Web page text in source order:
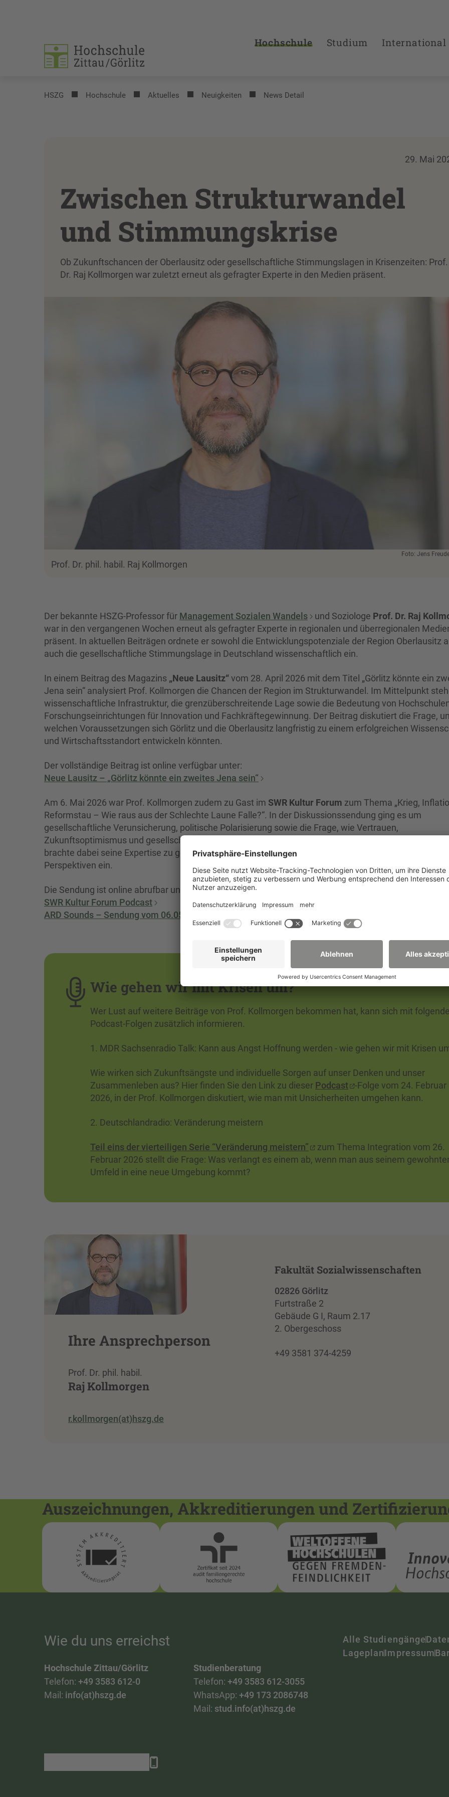
Hochschule Studium International
HSZG Hochschule Aktuelles Neuigkeiten News Detail
29. Mai
Zwischen Strukturwandel
und Stimmungskrise
Ob Zukunftschancen der Oberlausitz oder gesellschaftliche Stimmungslagen in Krisenzeiten: Prof.
Dr. Raj Kollmorgen war zuletzt erneut als gefragter Experte in den Medien präsent.
Foto: Jens
Prof. Dr. phil. habil. Raj Kollmorgen
Der bekannte HSZG-Professor für Management Sozialen Wandels und Soziologe Prof. Dr. Raj
war in den vergangenen Wochen erneut als gefragter Experte in regionalen und überregionalen
präsent. In aktuellen Beiträgen ordnete er sowohl die Entwicklungspotenziale der Region Oberlausitz
auch die gesellschaftliche Stimmungslage in Deutschland wissenschaftlich ein.
In einem Beitrag des Magazins „Neue Lausitz“vom 28. April 2026 mit dem Titel „Görlitz könnte ein
Jena sein“ analysiert Prof. Kollmorgen die Chancen der Region im Strukturwandel. Im Mittelpunkt
wissenschaftliche Infrastruktur, die grenzüberschreitende Lage sowie die Bedeutung von
Forschungseinrichtungen für Innovation und Fachkräftegewinnung. Der Beitrag diskutiert die Frage,
welchen Voraussetzungen sich Görlitz und die Oberlausitz langfristig zu einem erfolgreichen
und Wirtschaftsstandort entwickeln könnten.
Der vollständige Beitrag ist online verfügbar unter:
Neue Lausitz – „Görlitz könnte ein zweites Jena sein“
Am 6. Mai 2026 war Prof. Kollmorgen zudem zu Gast im SWR Kultur Forum zum Thema „Krieg,
Reformstau – Wie raus aus der Schlechte Laune Falle?“. In der Diskussionssendung ging es um
gesellschaftliche Verunsicherung, politische Polarisierung sowie die Frage, wie Vertrauen,
Zukunftsoptimismus und gesellschaftlicher Zusammenhalt gestärkt werden können. Prof. Kollmorgen
brachte dabei seine Expertise zu gesellschaftlichen Transformationsprozessen und ostdeutschen
Perspektiven ein.
Die Sendung ist online abrufbar unter:
SWR Kultur Forum Podcast
ARD Sounds – Sendung vom 06.05.2026
Wie gehen wir mit Krisen um?
Wer Lust auf weitere Beiträge von Prof. Kollmorgen bekommen hat, kann sich mit
Podcast-Folgen zusätzlich informieren.
1. MDR Sachsenradio Talk: Kann aus Angst Hoffnung werden - wie gehen wir mit Krisen
Wie wirken sich Zukunftsängste und individuelle Sorgen auf unser Denken und unser
Zusammenleben aus? Hier finden Sie den Link zu dieser Podcast
-Folge vom 24. Februar
2026, in der Prof. Kollmorgen diskutiert, wie man mit Unsicherheiten umgehen kann.
2. Deutschlandradio: Veränderung meistern
Teil eins der vierteiligen Serie “Veränderung meistern”
zum Thema Integration vom 26.
Februar 2026 stellt die Frage: Was verlangt es einem ab, wenn man aus seinem
Umfeld in eine neue Umgebung kommt?
Ihre Ansprechperson
Prof. Dr. phil. habil.
Raj Kollmorgen
r.kollmorgen(at)hszg.de
Fakultät Sozialwissenschaften
02826 Görlitz
Furtstraße 2
Gebäude G I, Raum 2.17
2. Obergeschoss
+49 3581 374-4259
Auszeichnungen, Akkreditierungen und
Wie du uns erreichst
Hochschule Zittau/Görlitz
Telefon: +49 3583 612-0
Mail: info(at)hszg.de
Studienberatung
Telefon: +49 3583 612-3055
WhatsApp: +49 173 2086748
Mail: stud.info(at)hszg.de
Alle Studiengänge
LageplanImpressum